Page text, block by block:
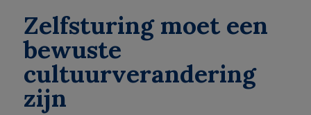
Zelfsturing moet een
bewuste
cultuurverandering
zijn